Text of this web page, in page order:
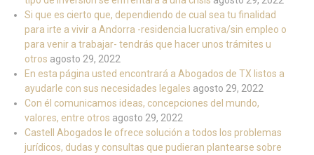
Si que es cierto que, dependiendo de cual sea tu finalidad
para irte a vivir a Andorra -residencia lucrativa/sin empleo o
para venir a trabajar- tendrás que hacer unos trámites u
otros agosto 29, 2022
En esta página usted encontrará a Abogados de TX listos a
ayudarle con sus necesidades legales agosto 29, 2022
Con él comunicamos ideas, concepciones del mundo,
valores, entre otros agosto 29, 2022
Castell Abogados le ofrece solución a todos los problemas
jurídicos, dudas y consultas que pudieran plantearse sobre